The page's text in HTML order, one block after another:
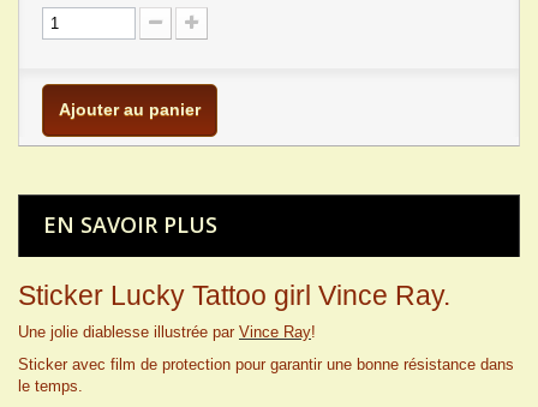
Ajouter au panier
EN SAVOIR PLUS
Sticker Lucky Tattoo girl Vince Ray.
Une jolie diablesse illustrée par Vince Ray!
Sticker avec film de protection pour garantir une bonne résistance dans
le temps.